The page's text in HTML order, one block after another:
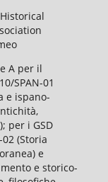
A per il
SPAN-01
e ispano-
per i GSD
(Storia
e
e storico-